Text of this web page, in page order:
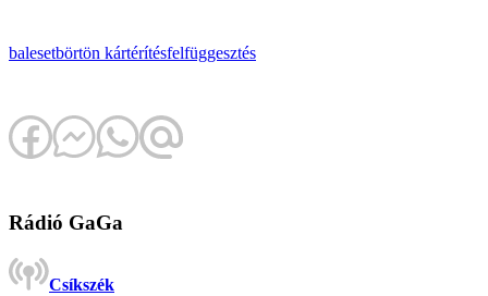
balesetbörtön kártérítésfelfüggesztés
Rádió GaGa
Csíkszék